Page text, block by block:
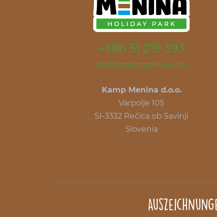
+386 51 219 393
info@campingmenina.com
Kamp Menina d.o.o.
Varpolje 105
SI-3332 Rečica ob Savinji
Slovenia